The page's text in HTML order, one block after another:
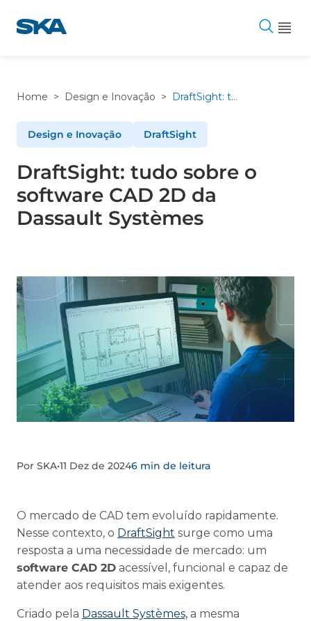
para
Home > Design e Inovação > DraftSight: tudo sobre o software CAD 2D da Dassault Systèmes
Design e Inovação DraftSight
DraftSight: tudo sobre o
software CAD 2D da
Dassault Systèmes
Por SKA•11 Dez de 20246 min de leitura
O mercado de CAD tem evoluído rapidamente.
Nesse contexto, o DraftSight surge como uma
resposta a uma necessidade de mercado: um
software CAD 2D acessível, funcional e capaz de
atender aos requisitos mais exigentes.
Criado pela Dassault Systèmes, a mesma